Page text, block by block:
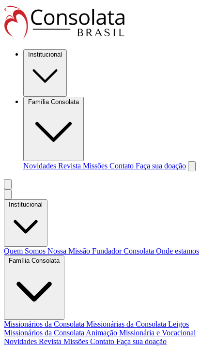
Institucional
Família Consolata
Novidades Revista Missões Contato Faça sua doação
Institucional
Quem Somos Nossa Missão FundadorConsolata Onde estamos
Família Consolata
Missionários da Consolata Missionárias da Consolata Leigos
Missionários da Consolata Animação Missionária e Vocacional
Novidades Revista Missões Contato Faça sua doação